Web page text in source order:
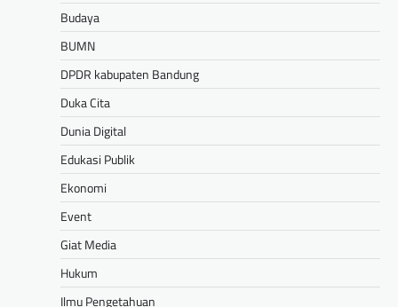
Budaya
BUMN
DPDR kabupaten Bandung
Duka Cita
Dunia Digital
Edukasi Publik
Ekonomi
Event
Giat Media
Hukum
Ilmu Pengetahuan